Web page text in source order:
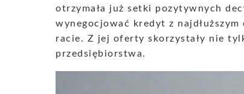
otrzymała już setki pozytywnych
wynegocjować kredyt z
racie. Z jej oferty skorzystały nie
przedsiębiorstwa.